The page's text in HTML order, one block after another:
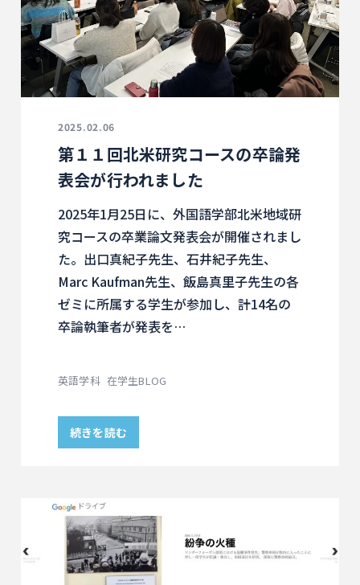
2025.02.06
第１１回北米研究コースの卒論発
表会が行われました
2025年1月25日に、外国語学部北米地域研
究コースの卒業論文発表会が開催されまし
た。出口真紀子先生、石井紀子先生、
Marc Kaufman先生、飯島真里子先生の各
ゼミに所属する学生が参加し、計14名の
卒論執筆者が発表を…
英語学科 在学生BLOG
続きを読む